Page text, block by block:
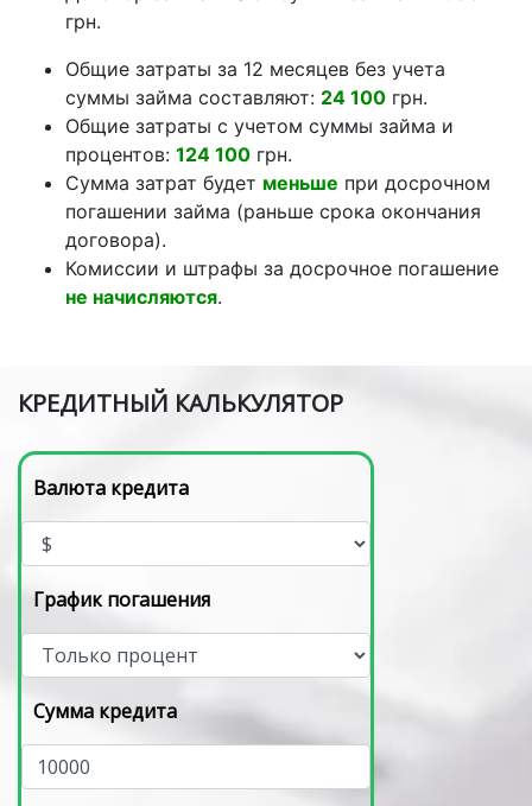
грн.
Общие затраты за 12 месяцев без учета
суммы займа составляют: 24 100 грн.
Общие затраты с учетом суммы займа и
процентов: 124 100 грн.
Сумма затрат будет меньше при досрочном
погашении займа (раньше срока окончания
договора).
Комиссии и штрафы за досрочное погашение
не начисляются.
КРЕДИТНЫЙ КАЛЬКУЛЯТОР
Валюта кредита
График погашения
Сумма кредита